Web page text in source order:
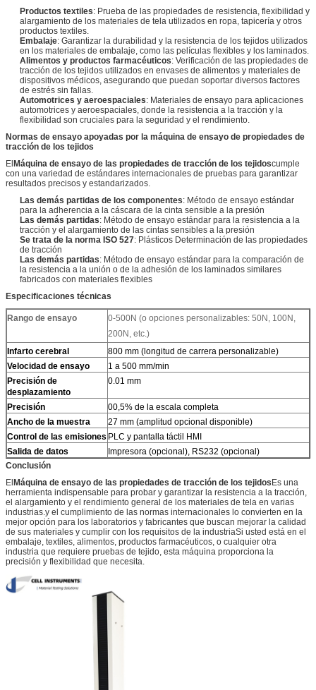
Productos textiles: Prueba de las propiedades de resistencia, flexibilidad y
alargamiento de los materiales de tela utilizados en ropa, tapicería y otros
productos textiles.
Embalaje: Garantizar la durabilidad y la resistencia de los tejidos utilizados
en los materiales de embalaje, como las películas flexibles y los laminados.
Alimentos y productos farmacéuticos: Verificación de las propiedades de
tracción de los tejidos utilizados en envases de alimentos y materiales de
dispositivos médicos, asegurando que puedan soportar diversos factores
de estrés sin fallas.
Automotrices y aeroespaciales: Materiales de ensayo para aplicaciones
automotrices y aeroespaciales, donde la resistencia a la tracción y la
flexibilidad son cruciales para la seguridad y el rendimiento.
Normas de ensayo apoyadas por la máquina de ensayo de propiedades de
tracción de los tejidos
ElMáquina de ensayo de las propiedades de tracción de los tejidoscumple
con una variedad de estándares internacionales de pruebas para garantizar
resultados precisos y estandarizados.
Las demás partidas de los componentes: Método de ensayo estándar
para la adherencia a la cáscara de la cinta sensible a la presión
Las demás partidas: Método de ensayo estándar para la resistencia a la
tracción y el alargamiento de las cintas sensibles a la presión
Se trata de la norma ISO 527: Plásticos Determinación de las propiedades
de tracción
Las demás partidas: Método de ensayo estándar para la comparación de
la resistencia a la unión o de la adhesión de los laminados similares
fabricados con materiales flexibles
Especificaciones técnicas
Rango de ensayo
0-500N (o opciones personalizables: 50N, 100N,
200N, etc.)
Infarto cerebral
800 mm (longitud de carrera personalizable)
Velocidad de ensayo
1 a 500 mm/min
Precisión de
desplazamiento
0.01 mm
Precisión
00,5% de la escala completa
Ancho de la muestra
27 mm (amplitud opcional disponible)
Control de las emisiones PLC y pantalla táctil HMI
Salida de datos
Impresora (opcional), RS232 (opcional)
Conclusión
ElMáquina de ensayo de las propiedades de tracción de los tejidosEs una
herramienta indispensable para probar y garantizar la resistencia a la tracción,
el alargamiento y el rendimiento general de los materiales de tela en varias
industrias.y el cumplimiento de las normas internacionales lo convierten en la
mejor opción para los laboratorios y fabricantes que buscan mejorar la calidad
de sus materiales y cumplir con los requisitos de la industriaSi usted está en el
embalaje, textiles, alimentos, productos farmacéuticos, o cualquier otra
industria que requiere pruebas de tejido, esta máquina proporciona la
precisión y flexibilidad que necesita.